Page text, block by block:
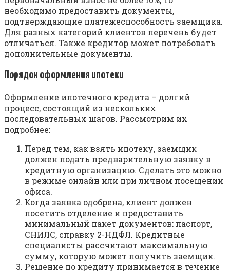
необходимо предоставить документы,
подтверждающие платежеспособность заемщика.
Для разных категорий клиентов перечень будет
отличаться. Также кредитор может потребовать
дополнительные документы.
Порядок оформления ипотеки
Оформление ипотечного кредита – долгий
процесс, состоящий из нескольких
последовательных шагов. Рассмотрим их
подробнее:
Перед тем, как взять ипотеку, заемщик
должен подать предварительную заявку в
кредитную организацию. Сделать это можно
в режиме онлайн или при личном посещении
офиса.
Когда заявка одобрена, клиент должен
посетить отделение и предоставить
минимальный пакет документов: паспорт,
СНИЛС, справку 2-НДФЛ. Кредитные
специалисты рассчитают максимальную
сумму, которую может получить заемщик.
Решение по кредиту принимается в течение